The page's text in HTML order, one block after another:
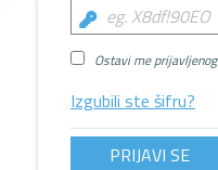
Ostavi me prijavljenog
Izgubili ste šifru?